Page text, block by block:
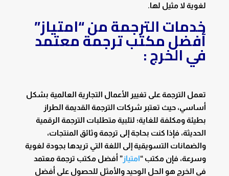
لغوية لا مثيل لها.
خدمات الترجمة من “امتياز”
أفضل مكتب ترجمة معتمد
في الخرج :
تعمل الترجمة على تغيير الأعمال التجارية العالمية بشكل
أساسي، حيث تعتبر شركات الترجمة القديمة الطراز
بطيئة ومكلفة للغاية؛ لتلبية متطلبات الترجمة الرقمية
الحديثة، فإذا كنت بحاجة إلى ترجمة وثائق المنتجات،
والضمانات التسويقية إلى اللغة التي تريدها بجودة لغوية
وسرعة، فإن مكتب “امتياز” أفضل مكتب ترجمة معتمد
في الخرج هو الحل الوحيد والأمثل للحصول على أفضل